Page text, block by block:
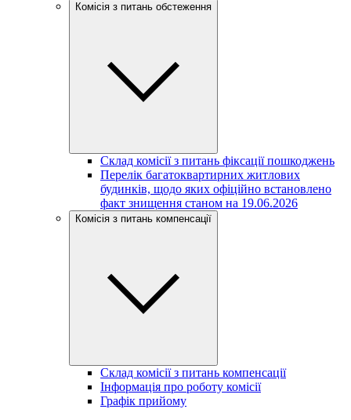
Комісія з питань обстеження
Склад комісії з питань фіксації пошкоджень
Перелік багатоквартирних житлових
будинків, щодо яких офіційно встановлено
факт знищення станом на 19.06.2026
Комісія з питань компенсації
Склад комісії з питань компенсації
Інформація про роботу комісії
Графік прийому